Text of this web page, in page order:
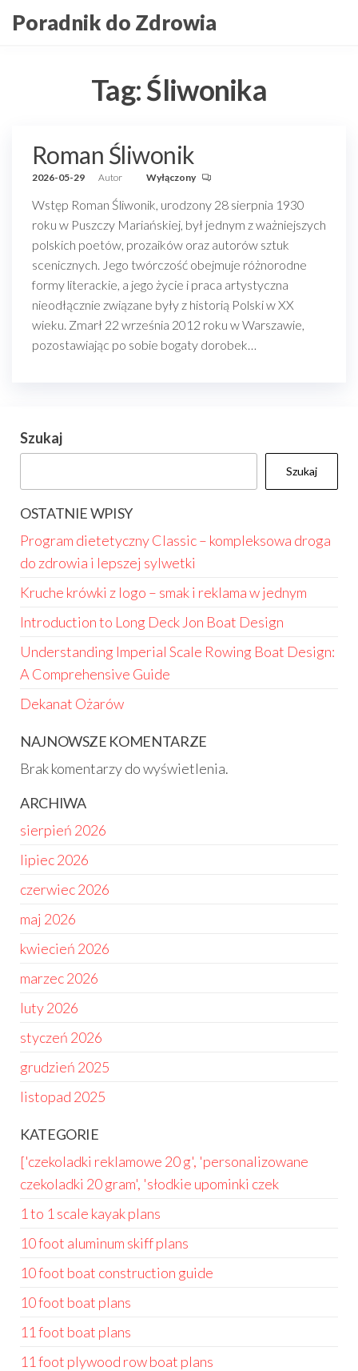
doPoradnik do Zdrowia
Tag:Śliwonika
Roman Śliwonik
2026-05-29 Autor Wyłączony
Wstęp Roman Śliwonik, urodzony 28 sierpnia 1930
roku w Puszczy Mariańskiej, był jednym z ważniejszych
polskich poetów, prozaików oraz autorów sztuk
scenicznych. Jego twórczość obejmuje różnorodne
formy literackie, a jego życie i praca artystyczna
nieodłącznie związane były z historią Polski w XX
wieku. Zmarł 22 września 2012 roku w Warszawie,
pozostawiając po sobie bogaty dorobek…
Szukaj
Szukaj
OSTATNIE WPISY
Program dietetyczny Classic – kompleksowa droga
do zdrowia i lepszej sylwetki
Kruche krówki z logo – smak i reklama w jednym
Introduction to Long Deck Jon Boat Design
Understanding Imperial Scale Rowing Boat Design:
A Comprehensive Guide
Dekanat Ożarów
NAJNOWSZE KOMENTARZE
Brak komentarzy do wyświetlenia.
ARCHIWA
sierpień 2026
lipiec 2026
czerwiec 2026
maj 2026
kwiecień 2026
marzec 2026
luty 2026
styczeń 2026
grudzień 2025
listopad 2025
KATEGORIE
['czekoladki reklamowe 20 g', 'personalizowane
czekoladki 20 gram', 'słodkie upominki czek
1 to 1 scale kayak plans
10 foot aluminum skiff plans
10 foot boat construction guide
10 foot boat plans
11 foot boat plans
11 foot plywood row boat plans